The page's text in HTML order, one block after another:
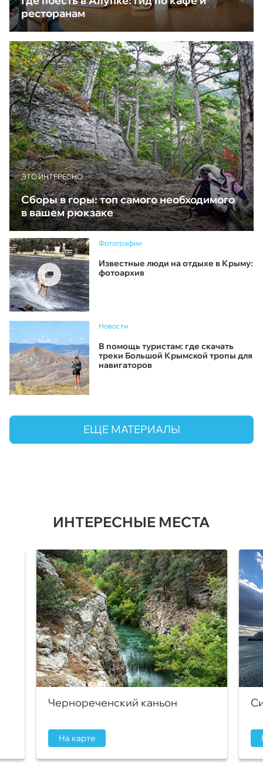
ресторанам
ЭТО ИНТЕРЕСНО
Сборы в горы: топ самого необходимого
в вашем рюкзаке
Фотографии
Известные люди на отдыхе в Крыму:
фотоархив
Новости
В помощь туристам: где скачать
треки Большой Крымской тропы для
навигаторов
ЕЩЕ МАТЕРИАЛЫ
ИНТЕРЕСНЫЕ МЕСТА
Чернореченский каньон
На карте